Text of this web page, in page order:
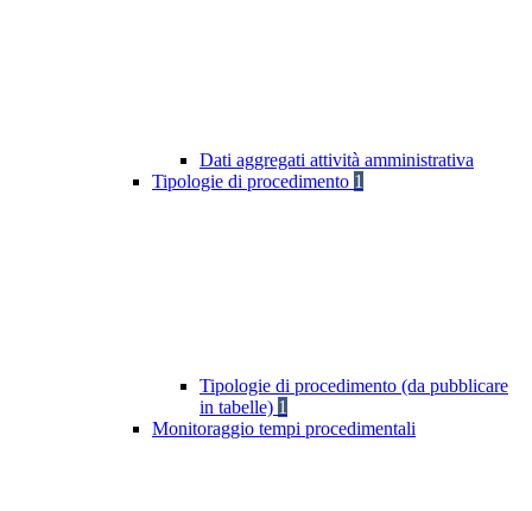
Dati aggregati attività amministrativa
Tipologie di procedimento 1
Tipologie di procedimento (da pubblicare
in tabelle) 1
Monitoraggio tempi procedimentali